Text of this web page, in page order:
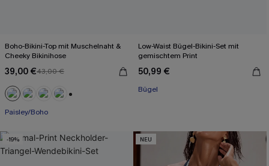
Boho-Bikini-Top mit Muschelnaht &
Cheeky Bikinihose
39,00 €43,00 €
Paisley/Boho
Low-Waist Bügel-Bikini-Set mit
gemischtem Print
50,99 €
Bügel
-19% NEU